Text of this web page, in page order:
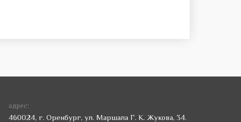
адрес:
460024, г. Оренбург, ул. Маршала Г. К. Жукова, 34.